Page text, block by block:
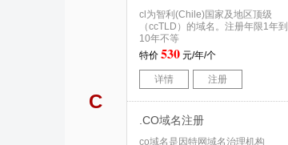
C
cl为智利(Chile)国家及地区顶级
（ccTLD）的域名。注册年限1年到
10年不等
特价 530 元/年/个
详情 注册
.CO域名注册
co域名是因特网域名治理机构